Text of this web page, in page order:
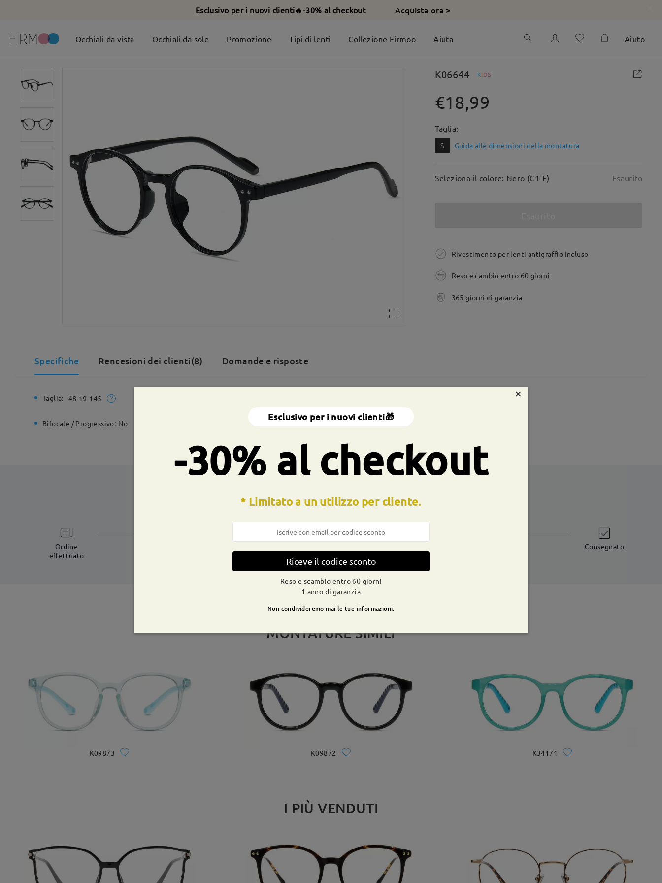
Esclusivo per i nuovi clienti🔥-30% al checkout Acquista ora >
Occhiali da vista Occhiali da sole Promozione Tipi di lenti Collezione Firmoo Aiuta Aiuto
K06644 KIDS
€18,99
Taglia:
S Guida alle dimensioni della montatura
Seleziona il colore: Nero (C1-F) Esaurito
Rivestimento per lenti antigraffio incluso
Reso e cambio entro 60 giorni
365 giorni di garanzia
Specifiche Rencesioni dei clienti(8) Domande e risposte
Taglia: 48-19-145 10g
Bifocale / Progressivo: No No
CONSEGNA
Ordine
effettuato
dettagli 9-21 giorni lavorativi Consegnato
MONTATURE SIMILI
K09873 K09872 K34171
I PIÙ VENDUTI
×
Esclusivo per i nuovi clienti🎁
-30% al checkout
* Limitato a un utilizzo per cliente.
Riceve il codice sconto
Reso e scambio entro 60 giorni
1 anno di garanzia
Non condivideremo mai le tue informazioni.